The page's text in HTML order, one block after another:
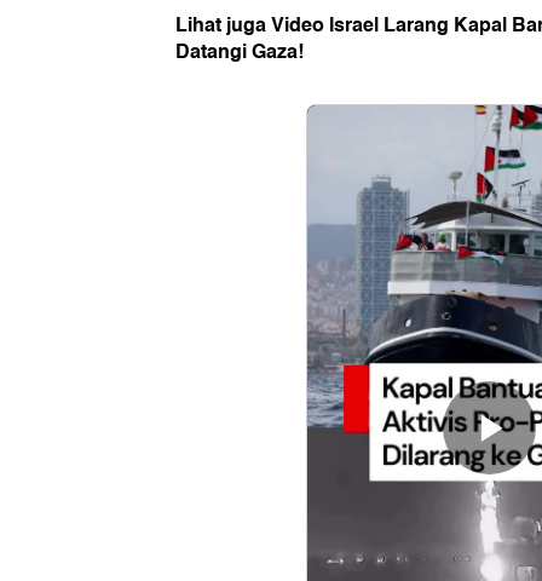
Lihat juga Video Israel Larang Kapal
Datangi Gaza!